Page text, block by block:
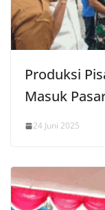
Produksi
Masuk
24 Juni 2025